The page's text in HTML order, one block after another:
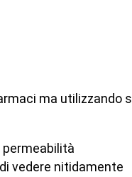
ma utilizzando
vedere nitidamente